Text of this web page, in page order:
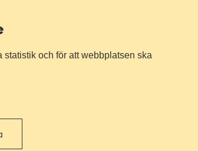
och för att webbplatsen ska